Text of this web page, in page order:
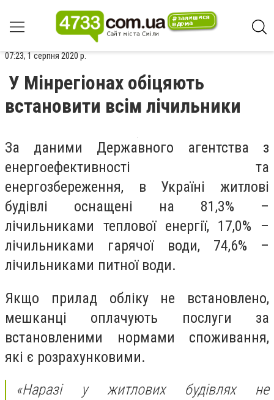
07:23, 1 серпня 2020 р.
У Мінрегіонах обіцяють
встановити всім лічильники
За даними Державного агентства з
енергоефективності та
енергозбереження, в Україні житлові
будівлі оснащені на 81,3% –
лічильниками теплової енергії, 17,0% –
лічильниками гарячої води, 74,6% –
лічильниками питної води.
Якщо прилад обліку не встановлено,
мешканці оплачують послуги за
встановленими нормами споживання,
які є розрахунковими.
«Наразі у житлових будівлях не